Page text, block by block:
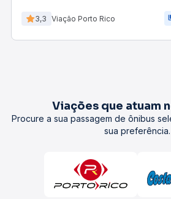
3,3 Viação Porto Rico
Viações que atuam
Procure a sua passagem de ônibus
sua preferência.